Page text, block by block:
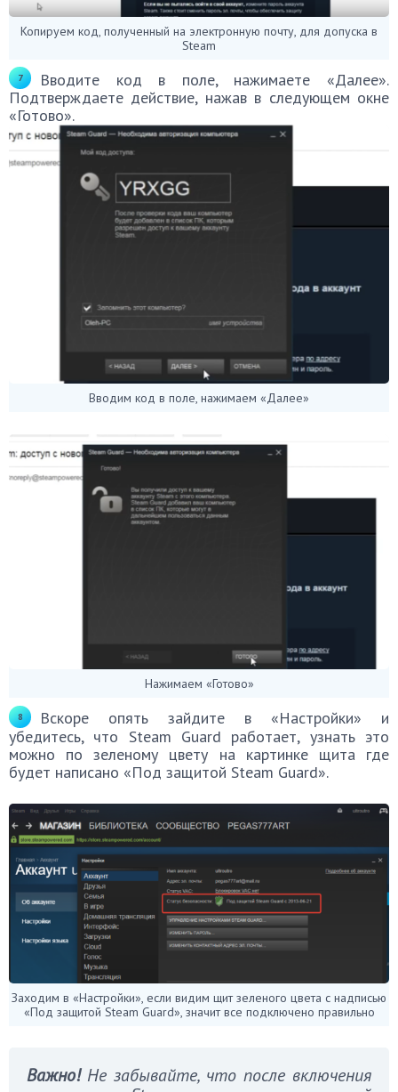
Копируем код, полученный на электронную почту, для допуска в
Steam
Вводите код в поле, нажимаете «Далее».
Подтверждаете действие, нажав в следующем окне
«Готово».
Вводим код в поле, нажимаем «Далее»
Нажимаем «Готово»
Вскоре опять зайдите в «Настройки» и
убедитесь, что Steam Guard работает, узнать это
можно по зеленому цвету на картинке щита где
будет написано «Под защитой Steam Guard».
Заходим в «Настройки», если видим щит зеленого цвета с надписью
«Под защитой Steam Guard», значит все подключено правильно
Важно!Не забывайте, что после включения